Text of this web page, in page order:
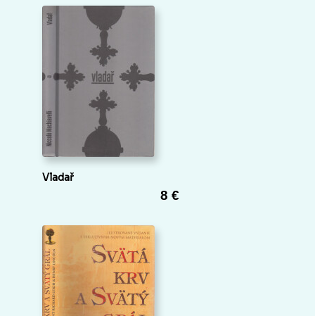
Vladař
8 €